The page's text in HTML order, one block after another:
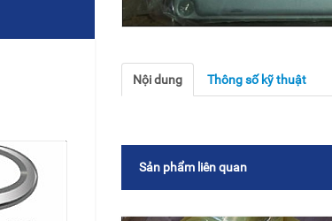
Nội dung Thông số kỹ thuật
Sản phẩm liên quan